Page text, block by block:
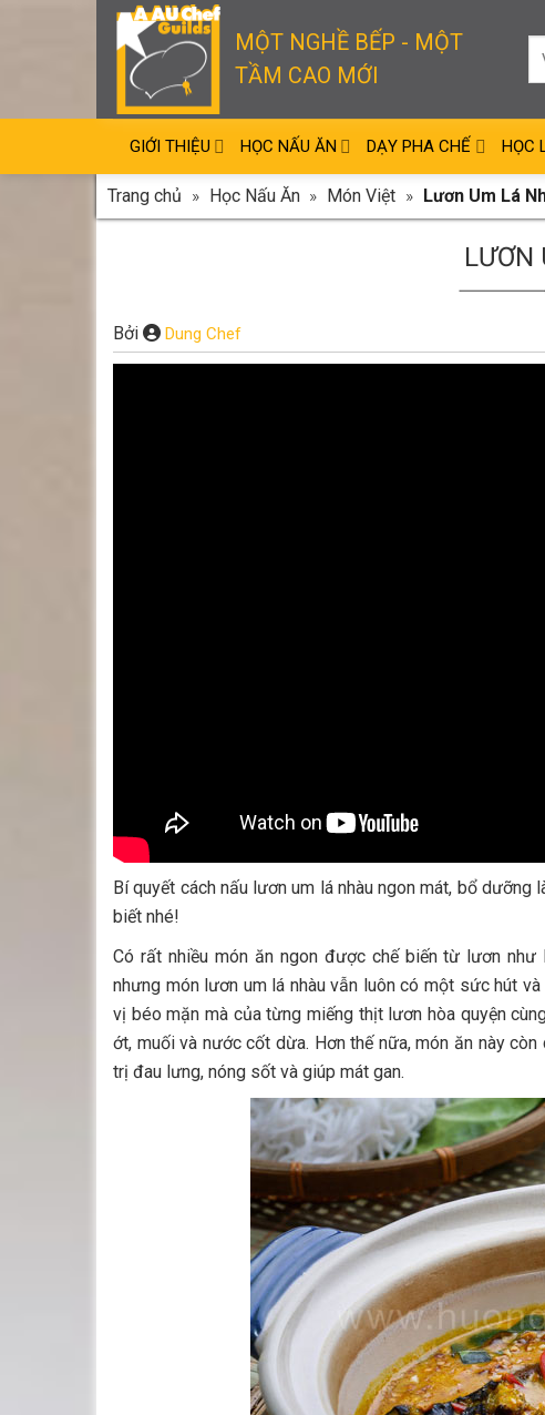
MỘT NGHỀ BẾP - MỘT
TẦM CAO MỚI
GIỚI THIỆU HỌC NẤU ĂN DẠY PHA CHẾ HỌC
Trang chủ » Học Nấu Ăn » Món Việt » Lươn Um Lá
LƯƠN
Bởi Dung Chef
Bí quyết cách nấu lươn um lá nhàu ngon mát, bổ
biết nhé!
Có rất nhiều món ăn ngon được chế biến từ lươn
nhưng món lươn um lá nhàu vẫn luôn có một sức hút
vị béo mặn mà của từng miếng thịt lươn hòa quyện
ớt, muối và nước cốt dừa. Hơn thế nữa, món ăn này
trị đau lưng, nóng sốt và giúp mát gan.